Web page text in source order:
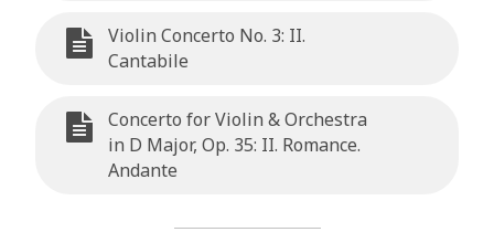
Violin Concerto No. 3: II.
Cantabile
Concerto for Violin & Orchestra
in D Major, Op. 35: II. Romance.
Andante